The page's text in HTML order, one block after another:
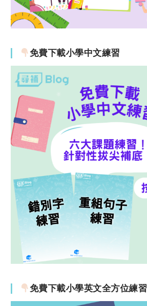
免費下載小學中文練習
免費下載小學英文全方位練習